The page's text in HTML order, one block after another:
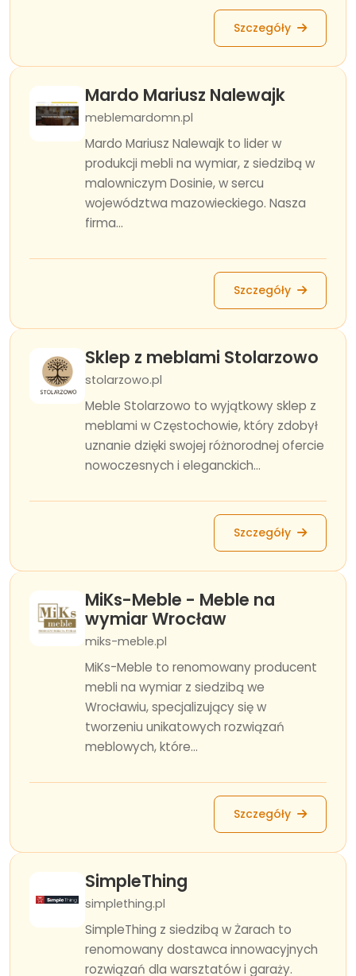
Szczegóły
Mardo Mariusz Nalewajk
meblemardomn.pl
Mardo Mariusz Nalewajk to lider w
produkcji mebli na wymiar, z siedzibą w
malowniczym Dosinie, w sercu
województwa mazowieckiego. Nasza
firma...
Szczegóły
Sklep z meblami Stolarzowo
stolarzowo.pl
Meble Stolarzowo to wyjątkowy sklep z
meblami w Częstochowie, który zdobył
uznanie dzięki swojej różnorodnej ofercie
nowoczesnych i eleganckich...
Szczegóły
MiKs-Meble - Meble na
wymiar Wrocław
miks-meble.pl
MiKs-Meble to renomowany producent
mebli na wymiar z siedzibą we
Wrocławiu, specjalizujący się w
tworzeniu unikatowych rozwiązań
meblowych, które...
Szczegóły
SimpleThing
simplething.pl
SimpleThing z siedzibą w Żarach to
renomowany dostawca innowacyjnych
rozwiązań dla warsztatów i garaży.